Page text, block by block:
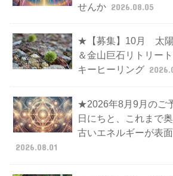
せんか 2026.08.05
★【募集】10月 太
＆金山巨石リトリー
キーヒーリング
★2026年8月9月のご
日にちと、これまで
古いエネルギーが表
2026.08.01